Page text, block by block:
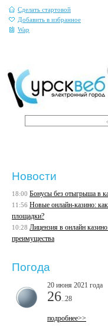
Сделать стартовой
Добавить в избранное
Wap
Новости
18:00 Бонусы без отыгрыша в
11:56 Новые онлайн-казино:
площадки?
10:28 Лицензия в онлайн
преимущества
Погода
20 июня 2021 года
26 ..28
подробнее>>